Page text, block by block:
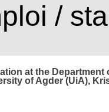
/
at the Department
of Agder (UiA),